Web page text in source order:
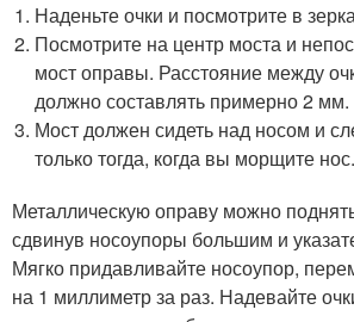
Наденьте очки и посмотрите в
Посмотрите на центр моста и
мост оправы. Расстояние между
должно составлять примерно 2 мм.
Мост должен сидеть над носом и
только тогда, когда вы морщите нос.
Металлическую оправу можно
сдвинув носоупоры большим и
Мягко придавливайте носоупор,
на 1 миллиметр за раз. Надевайте